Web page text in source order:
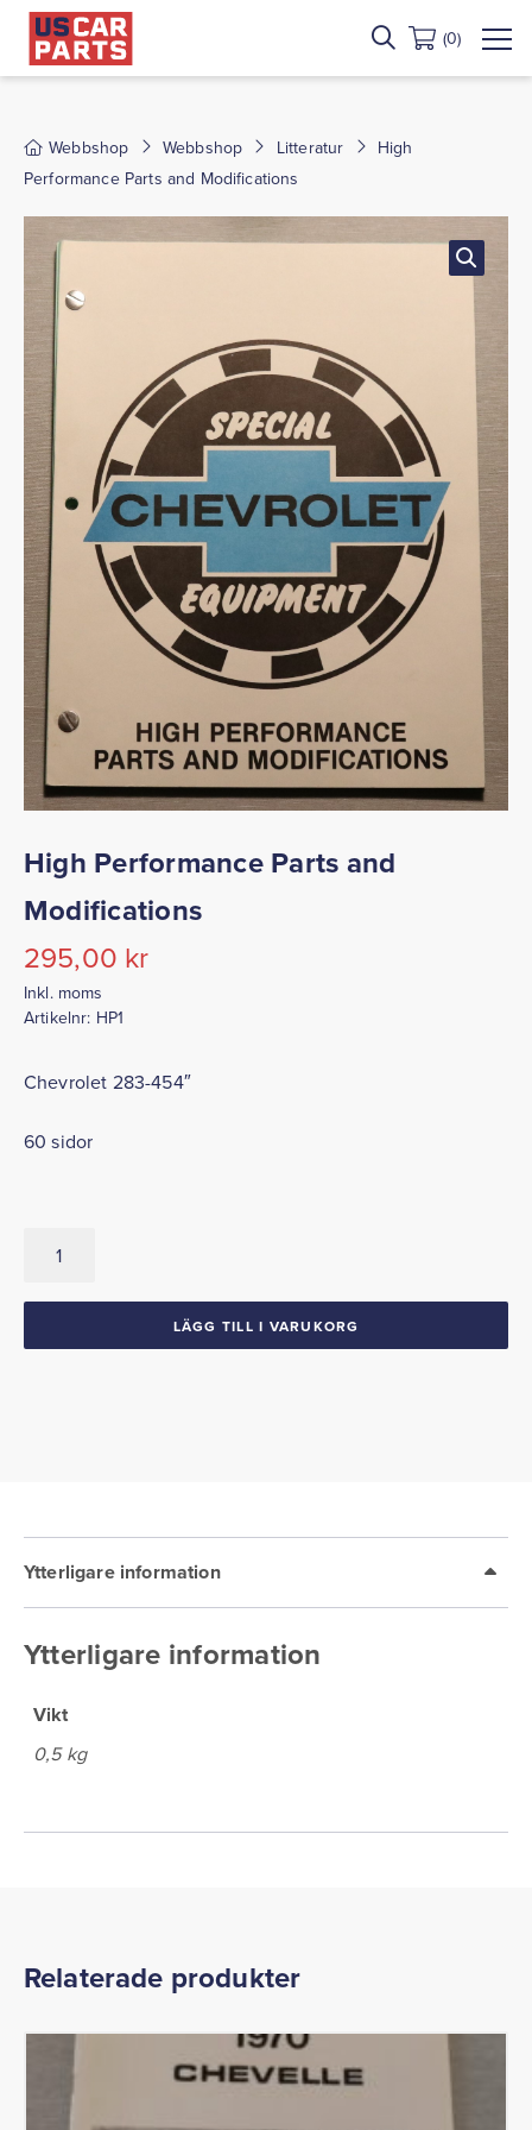
(0)
Webbshop Webbshop Litteratur
High
Performance Parts and Modifications
High Performance Parts and
Modifications
295,00 kr
Inkl. moms
Artikelnr: HP1
Chevrolet 283-454″
60 sidor
Performance
LÄGG TILL I VARUKORG
Ytterligare information
Ytterligare information
Vikt
0,5 kg
Relaterade produkter